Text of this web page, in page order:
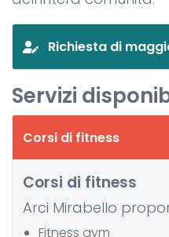
Richiesta di
Servizi
Corsi di fitness
Corsi di fitness
Arci Mirabello
Fitness gym